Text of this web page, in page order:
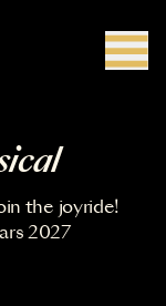
the joyride!
2027